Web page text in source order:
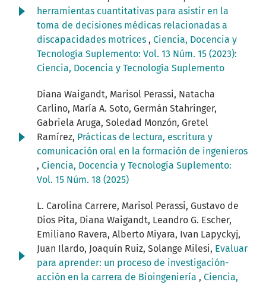
herramientas cuantitativas para asistir en la
toma de decisiones médicas relacionadas a
discapacidades motrices , Ciencia, Docencia y
Tecnología Suplemento: Vol. 13 Núm. 15 (2023):
Ciencia, Docencia y Tecnología Suplemento
Diana Waigandt, Marisol Perassi, Natacha
Carlino, María A. Soto, Germán Stahringer,
Gabriela Aruga, Soledad Monzón, Gretel
Ramírez, Prácticas de lectura, escritura y
comunicación oral en la formación de ingenieros
, Ciencia, Docencia y Tecnología Suplemento:
Vol. 15 Núm. 18 (2025)
L. Carolina Carrere, Marisol Perassi, Gustavo de
Dios Pita, Diana Waigandt, Leandro G. Escher,
Emiliano Ravera, Alberto Miyara, Ivan Lapyckyj,
Juan Ilardo, Joaquín Ruiz, Solange Milesi, Evaluar
para aprender: un proceso de investigación-
acción en la carrera de Bioingeniería , Ciencia,